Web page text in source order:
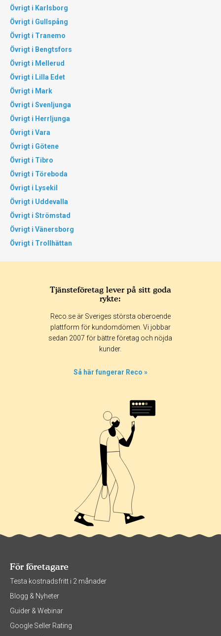
Övrigt i Karlsborg
Övrigt i Gullspång
Övrigt i Tranemo
Övrigt i Bengtsfors
Övrigt i Mellerud
Övrigt i Lilla Edet
Övrigt i Mark
Övrigt i Svenljunga
Övrigt i Herrljunga
Övrigt i Vara
Övrigt i Götene
Övrigt i Tibro
Övrigt i Töreboda
Övrigt i Lysekil
Övrigt i Uddevalla
Övrigt i Strömstad
Övrigt i Vänersborg
Övrigt i Trollhättan
Tjänsteföretag lever på sitt goda
rykte:
Reco.se är Sveriges största oberoende
plattform för kundomdömen. Vi jobbar
sedan 2007 för bättre företag och nöjda
kunder.
Så här fungerar Reco »
För företagare
Testa kostnadsfritt i 2 månader
Blogg & Nyheter
Guider & Webinar
Google Seller Rating